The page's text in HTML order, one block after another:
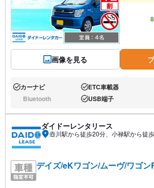
画像を見る
あり:カーナビ あり:ETC車載器
なし:Bluetooth あり:USB端子
ダイドーレンタリース
壺川駅から徒歩20分、小禄駅から徒
デイズ/eKワゴン/ムーヴ/ワゴン